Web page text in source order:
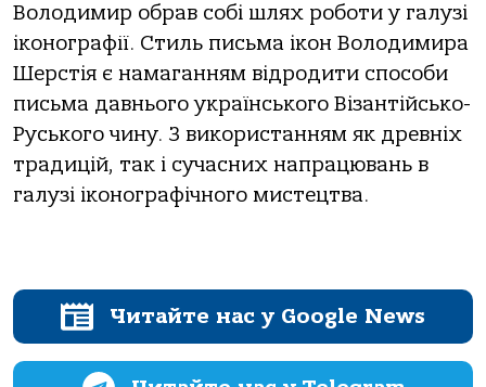
Володимир обрав собі шлях роботи у галузі
іконографії. Стиль письма ікон Володимира
Шерстія є намаганням відродити способи
письма давнього українського Візантійсько-
Руського чину. З використанням як древніх
традицій, так і сучасних напрацювань в
галузі іконографічного мистецтва.
Читайте нас у Google News